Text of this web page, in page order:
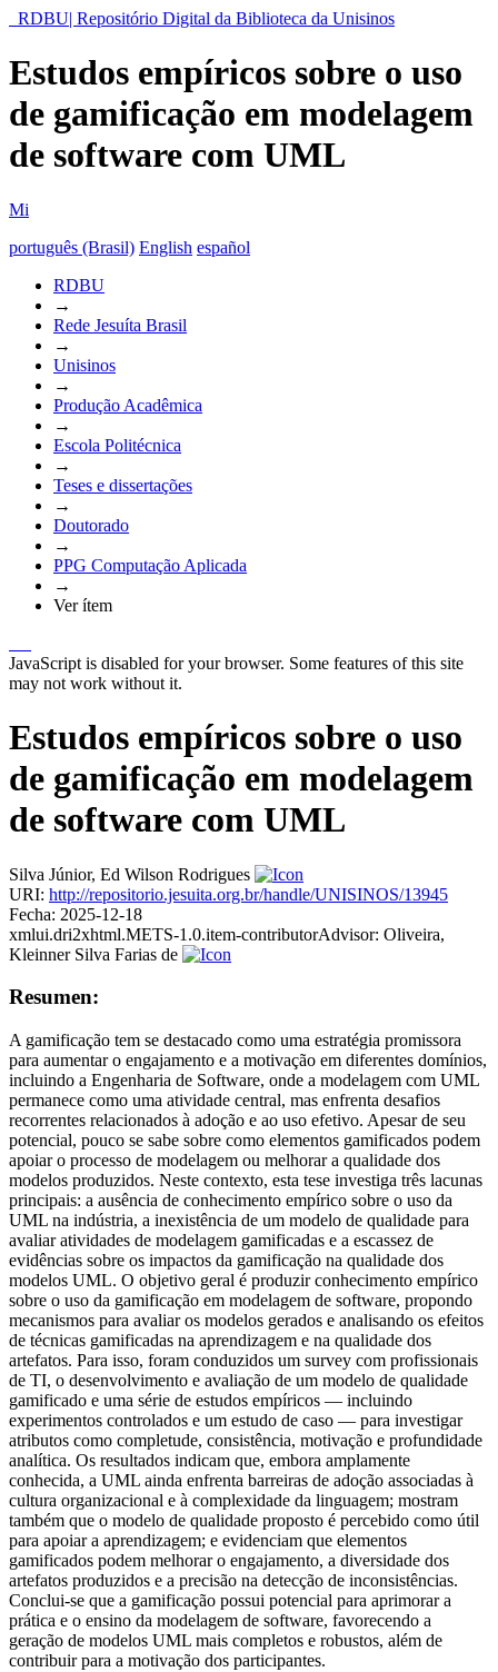
RDBU| Repositório Digital da Biblioteca da Unisinos
Estudos empíricos sobre o uso
de gamificação em modelagem
de software com UML
Mi
português (Brasil) English español
RDBU
→
Rede Jesuíta Brasil
→
Unisinos
→
Produção Acadêmica
→
Escola Politécnica
→
Teses e dissertações
→
Doutorado
→
PPG Computação Aplicada
→
Ver ítem
JavaScript is disabled for your browser. Some features of this site
may not work without it.
Estudos empíricos sobre o uso
de gamificação em modelagem
de software com UML
Silva Júnior, Ed Wilson Rodrigues
URI: http://repositorio.jesuita.org.br/handle/UNISINOS/13945
Fecha: 2025-12-18
xmlui.dri2xhtml.METS-1.0.item-contributorAdvisor: Oliveira,
Kleinner Silva Farias de
Resumen:
A gamificação tem se destacado como uma estratégia promissora
para aumentar o engajamento e a motivação em diferentes domínios,
incluindo a Engenharia de Software, onde a modelagem com UML
permanece como uma atividade central, mas enfrenta desafios
recorrentes relacionados à adoção e ao uso efetivo. Apesar de seu
potencial, pouco se sabe sobre como elementos gamificados podem
apoiar o processo de modelagem ou melhorar a qualidade dos
modelos produzidos. Neste contexto, esta tese investiga três lacunas
principais: a ausência de conhecimento empírico sobre o uso da
UML na indústria, a inexistência de um modelo de qualidade para
avaliar atividades de modelagem gamificadas e a escassez de
evidências sobre os impactos da gamificação na qualidade dos
modelos UML. O objetivo geral é produzir conhecimento empírico
sobre o uso da gamificação em modelagem de software, propondo
mecanismos para avaliar os modelos gerados e analisando os efeitos
de técnicas gamificadas na aprendizagem e na qualidade dos
artefatos. Para isso, foram conduzidos um survey com profissionais
de TI, o desenvolvimento e avaliação de um modelo de qualidade
gamificado e uma série de estudos empíricos — incluindo
experimentos controlados e um estudo de caso — para investigar
atributos como completude, consistência, motivação e profundidade
analítica. Os resultados indicam que, embora amplamente
conhecida, a UML ainda enfrenta barreiras de adoção associadas à
cultura organizacional e à complexidade da linguagem; mostram
também que o modelo de qualidade proposto é percebido como útil
para apoiar a aprendizagem; e evidenciam que elementos
gamificados podem melhorar o engajamento, a diversidade dos
artefatos produzidos e a precisão na detecção de inconsistências.
Conclui-se que a gamificação possui potencial para aprimorar a
prática e o ensino da modelagem de software, favorecendo a
geração de modelos UML mais completos e robustos, além de
contribuir para a motivação dos participantes.